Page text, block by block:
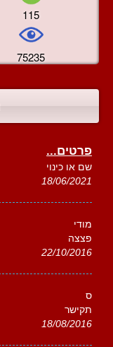
115
75235
פרטים...
שם או כינוי
18/06/2021
מודי
פצצה
22/10/2016
ס
תקישר
18/08/2016